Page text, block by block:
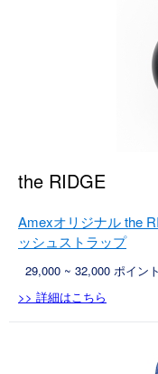
the RIDGE
Amexオリジナル the
ッシュストラップ
29,000 ~ 32,000 ポイント
>> 詳細はこちら